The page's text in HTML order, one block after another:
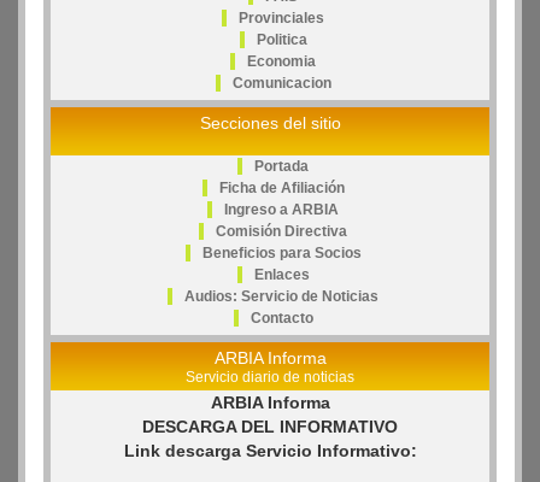
Provinciales
Politica
Economia
Comunicacion
Secciones del sitio
Portada
Ficha de Afiliación
Ingreso a ARBIA
Comisión Directiva
Beneficios para Socios
Enlaces
Audios: Servicio de Noticias
Contacto
ARBIA Informa
Servicio diario de noticias
ARBIA Informa
DESCARGA DEL INFORMATIVO
Link descarga Servicio Informativo: